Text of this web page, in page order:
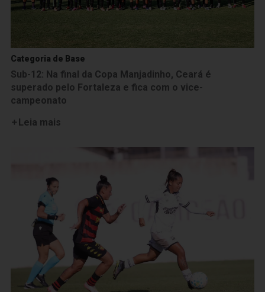
Categoria de Base
Sub-12: Na final da Copa Manjadinho, Ceará é
superado pelo Fortaleza e fica com o vice-
campeonato
Leia mais